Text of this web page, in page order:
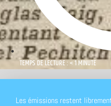
TEMPS DE LECTURE : < 1 MINUTE
Les émissions restent